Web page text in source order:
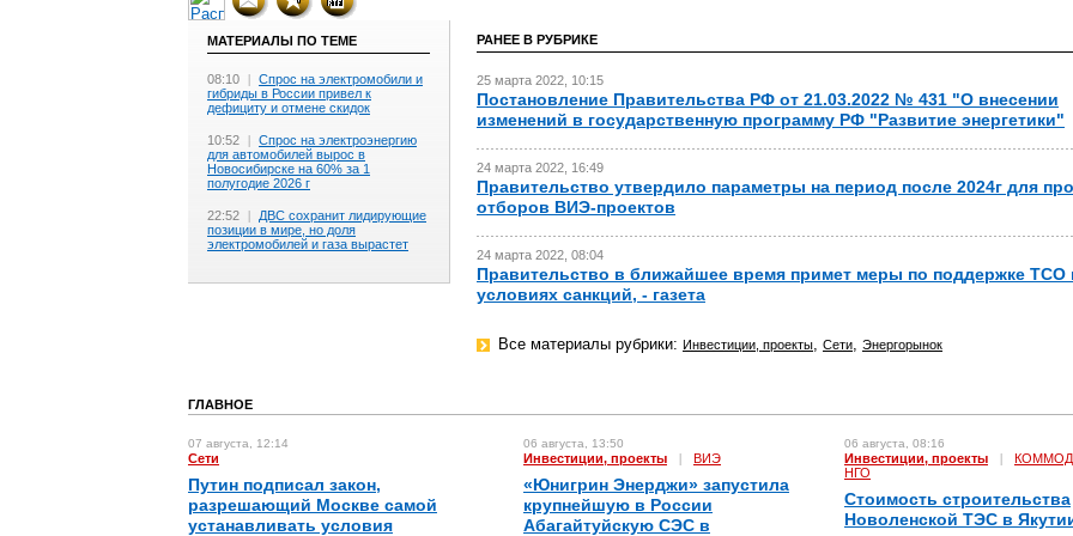
МАТЕРИАЛЫ ПО ТЕМЕ
08:10 | Спрос на электромобили и
гибриды в России привел к
дефициту и отмене скидок
10:52 | Спрос на электроэнергию
для автомобилей вырос в
Новосибирске на 60% за 1
полугодие 2026 г
22:52 |
ДВС сохранит лидирующие
позиции в мире, но доля
электромобилей и газа вырастет
РАНЕЕ В РУБРИКЕ
25 марта 2022, 10:15
Постановление Правительства РФ от 21.03.2022 № 431 "О внесении
изменений в государственную программу РФ "Развитие энергетики"
24 марта 2022, 16:49
Правительство утвердило параметры на период после 2024г для
отборов ВИЭ-проектов
24 марта 2022, 08:04
Правительство в ближайшее время примет меры по поддержке ТСО
условиях санкций, - газета
Все материалы рубрики: Инвестиции, проекты, Сети, Энергорынок
ГЛАВНОЕ
07 августа, 12:14
Сети
Путин подписал закон,
разрешающий Москве самой
устанавливать условия
06 августа, 13:50
Инвестиции, проекты | ВИЭ
«Юнигрин Энерджи» запустила
крупнейшую в России
Абагайтуйскую СЭС в
06 августа, 08:16
Инвестиции, проекты |
НГО
Стоимость строительства
Новоленской ТЭС в